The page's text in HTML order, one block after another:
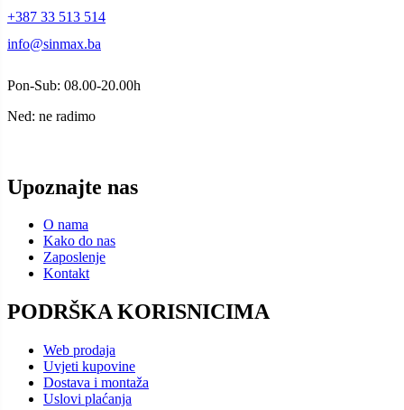
+387 33 513 514
info@sinmax.ba
Pon-Sub: 08.00-20.00h
Ned: ne radimo
Upoznajte nas
O nama
Kako do nas
Zaposlenje
Kontakt
PODRŠKA KORISNICIMA
Web prodaja
Uvjeti kupovine
Dostava i montaža
Uslovi plaćanja